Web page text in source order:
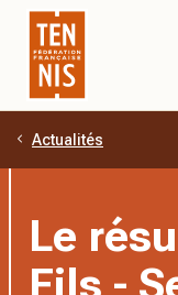
Aller au contenu
Actualités
Le
Fils -